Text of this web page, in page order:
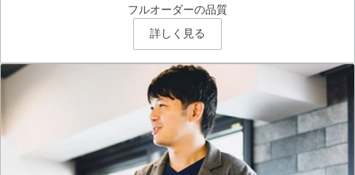
フルオーダーの品質
詳しく見る